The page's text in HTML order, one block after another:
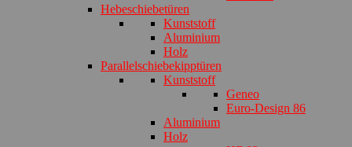
Hebeschiebetüren
Kunststoff
Aluminium
Holz
Parallelschiebekipptüren
Kunststoff
Geneo
Euro-Design 86
Aluminium
Holz